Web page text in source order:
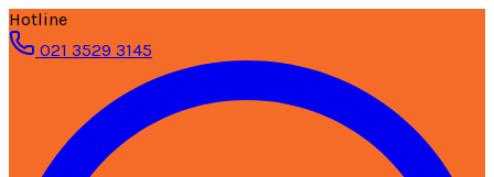
Hotline
021 3529 3145